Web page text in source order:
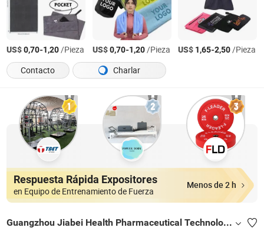
US$0,70-1,20/Pieza US$0,70-1,20/Pieza US$ 1,65-2,50/Pieza
Contacto
Charlar
Respuesta Rápida Expositores
en Equipo de Entrenamiento de Fuerza
Menos de 2 h
Guangzhou Jiabei Health Pharmaceutical Technology Co., Ltd.